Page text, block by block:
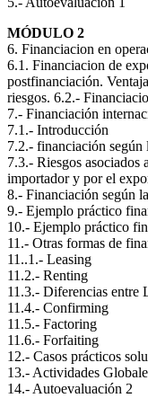
MÓDULO 2
6. Financiacion en
6.1. Financiacion de
postfinanciación.
riesgos. 6.2.-
7.- Financiación
7.1.- Introducción
7.2.- financiación según
7.3.- Riesgos asociados
importador y por el
8.- Financiación según
9.- Ejemplo práctico
10.- Ejemplo práctico
11.- Otras formas de
11..1.- Leasing
11.2.- Renting
11.3.- Diferencias entre
11.4.- Confirming
11.5.- Factoring
11.6.- Forfaiting
12.- Casos prácticos
13.- Actividades
14.- Autoevaluación 2